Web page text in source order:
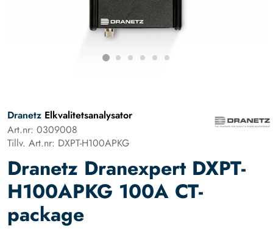
Dranetz Elkvalitetsanalysator
Art.nr: 0309008
Tillv. Art.nr: DXPT-H100APKG
Dranetz Dranexpert DXPT-
H100APKG 100A CT-
package